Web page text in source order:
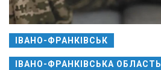
ІВАНО-ФРАНКІВСЬК
ІВАНО-ФРАНКІВСЬКА ОБЛАСТЬ